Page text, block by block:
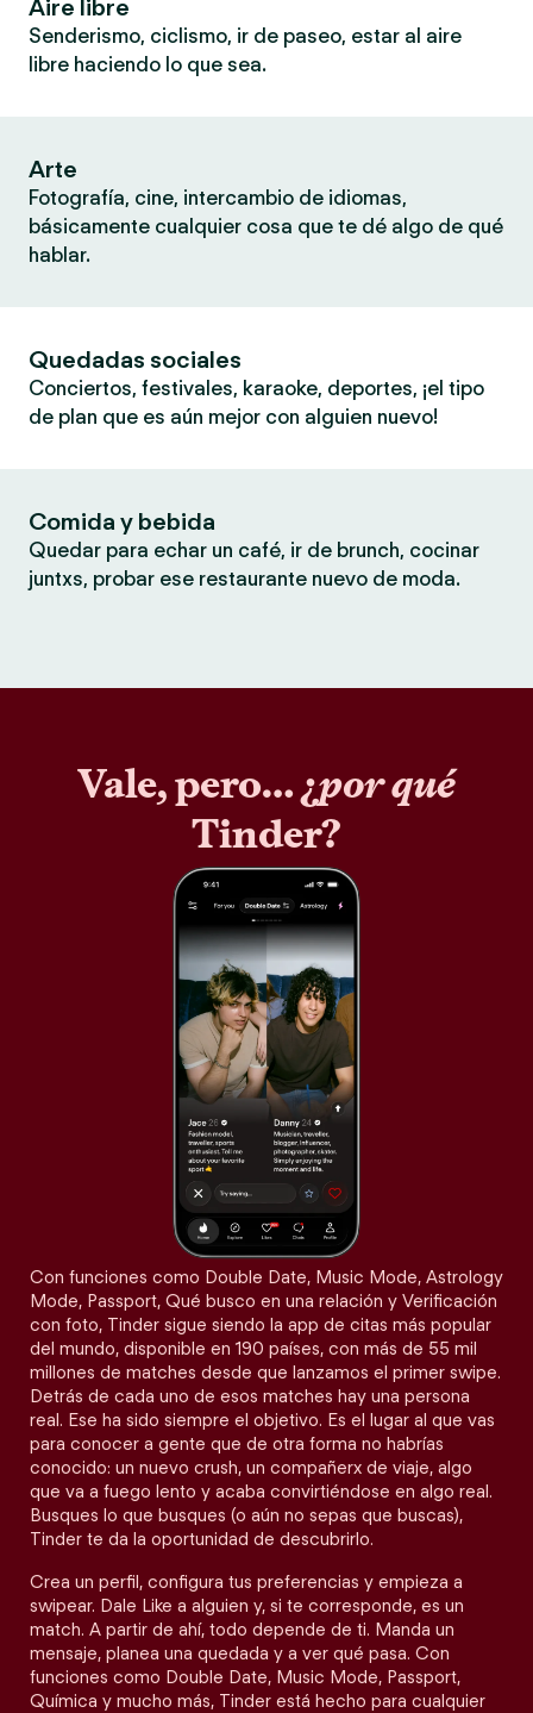
Aire libre
Senderismo, ciclismo, ir de paseo, estar al aire
libre haciendo lo que sea.
Arte
Fotografía, cine, intercambio de idiomas,
básicamente cualquier cosa que te dé algo de qué
hablar.
Quedadas sociales
Conciertos, festivales, karaoke, deportes, ¡el tipo
de plan que es aún mejor con alguien nuevo!
Comida y bebida
Quedar para echar un café, ir de brunch, cocinar
juntxs, probar ese restaurante nuevo de moda.
Vale, pero… ¿por qué
Tinder?
Con funciones como Double Date, Music Mode, Astrology
Mode, Passport, Qué busco en una relación y Verificación
con foto, Tinder sigue siendo la app de citas más popular
del mundo, disponible en 190 países, con más de 55 mil
millones de matches desde que lanzamos el primer swipe.
Detrás de cada uno de esos matches hay una persona
real. Ese ha sido siempre el objetivo. Es el lugar al que vas
para conocer a gente que de otra forma no habrías
conocido: un nuevo crush, un compañerx de viaje, algo
que va a fuego lento y acaba convirtiéndose en algo real.
Busques lo que busques (o aún no sepas que buscas),
Tinder te da la oportunidad de descubrirlo.
Crea un perfil, configura tus preferencias y empieza a
swipear. Dale Like a alguien y, si te corresponde, es un
match. A partir de ahí, todo depende de ti. Manda un
mensaje, planea una quedada y a ver qué pasa. Con
funciones como Double Date, Music Mode, Passport,
Química y mucho más, Tinder está hecho para cualquier